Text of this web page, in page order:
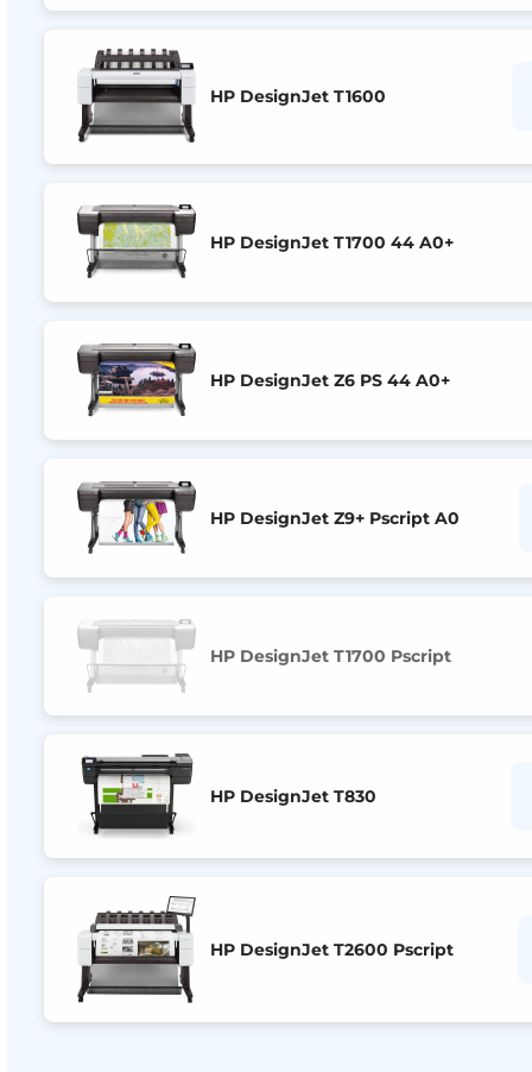
HP DesignJet T1600
HP DesignJet T1700 44 A0+
HP DesignJet Z6 PS 44 A0+
HP DesignJet Z9+ Pscript A0
HP DesignJet T1700 Pscript
HP DesignJet T830
HP DesignJet T2600 Pscript